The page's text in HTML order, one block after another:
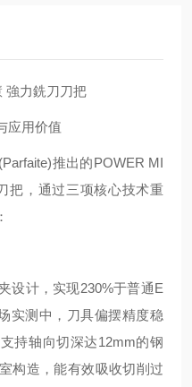
应用价值
推出的POWER MI
把，通过三项核心技术重
设计，实现230%于普通E
实测中，刀具偏摆精度稳
持轴向切深达12mm的钢
构造，能有效吸收切削过